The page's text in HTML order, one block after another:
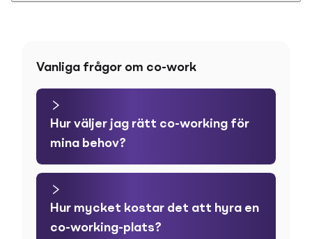
Vanliga frågor om co-work
Hur väljer jag rätt co-working för
mina behov?
Hur mycket kostar det att hyra en
co-working-plats?